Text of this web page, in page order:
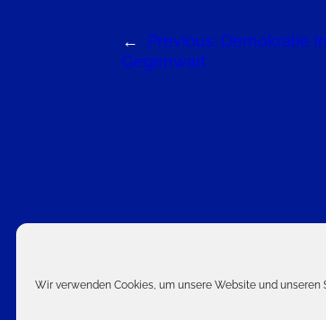
Wir verwenden Cookies, um unsere Website und unseren
← Previous: Demokratie
Gegenwart